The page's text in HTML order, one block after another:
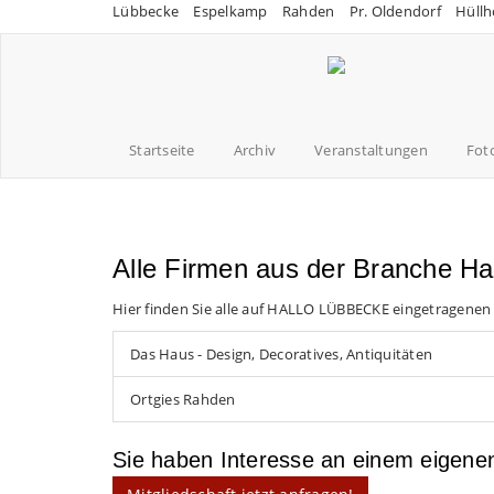
Lübbecke Espelkamp Rahden Pr. Oldendorf
Startseite Archiv Veranstaltungen
Alle Firmen aus der Branche
Hier finden Sie alle auf HALLO LÜBBECKE
Das Haus - Design, Decoratives, Antiquitäten
Ortgies Rahden
Sie haben Interesse an einem